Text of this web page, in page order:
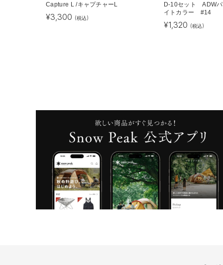
Capture L /キャプチャーL
¥3,300 (税込)
D-10セット ADW
イトカラー #14
¥1,320 (税込)